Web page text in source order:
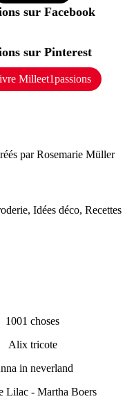
sur Facebook
sur Pinterest
Milleet1passions
par Rosemarie Müller
Idées déco, Recettes
1001 choses
Alix tricote
in neverland
Lilac - Martha Boers